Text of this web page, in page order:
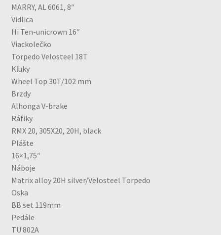
MARRY, AL 6061, 8″
Vidlica
Hi Ten-unicrown 16″
Viackolečko
Torpedo Velosteel 18T
Kľuky
Wheel Top 30T/102 mm
Brzdy
Alhonga V-brake
Ráfiky
RMX 20, 305X20, 20H, black
Plášte
16×1,75″
Náboje
Matrix alloy 20H silver/Velosteel Torpedo
Oska
BB set 119mm
Pedále
TU 802A